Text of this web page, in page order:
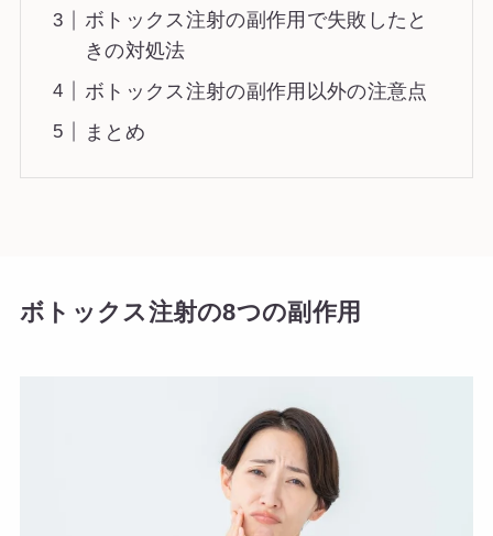
ボトックス注射の副作用で失敗したと
きの対処法
ボトックス注射の副作用以外の注意点
まとめ
ボトックス注射の8つの副作用